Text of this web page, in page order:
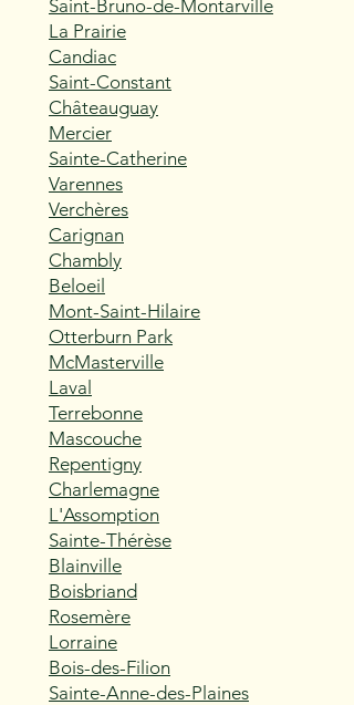
Saint-Bruno-de-Montarville
La Prairie
Candiac
Saint-Constant
Châteauguay
Mercier
Sainte-Catherine
Varennes
Verchères
Carignan
Chambly
Beloeil
Mont-Saint-Hilaire
Otterburn Park
McMasterville
Laval
Terrebonne
Mascouche
Repentigny
Charlemagne
L'Assomption
Sainte-Thérèse
Blainville
Boisbriand
Rosemère
Lorraine
Bois-des-Filion
Sainte-Anne-des-Plaines